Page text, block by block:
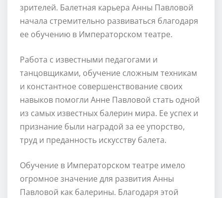
зрителей. Балетная карьера Анны Павловой
начала стремительно развиваться благодаря
ее обучению в Императорском театре.
Работа с известными педагогами и
танцовщиками, обучение сложным техникам
и константное совершенствование своих
навыков помогли Анне Павловой стать одной
из самых известных балерин мира. Ее успех и
признание были наградой за ее упорство,
труд и преданность искусству балета.
Обучение в Императорском театре имело
огромное значение для развития Анны
Павловой как балерины. Благодаря этой